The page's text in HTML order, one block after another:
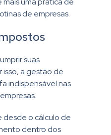
de empresas.
suas
isso, a gestão de
indispensável nas
desde o cálculo de
dentro dos